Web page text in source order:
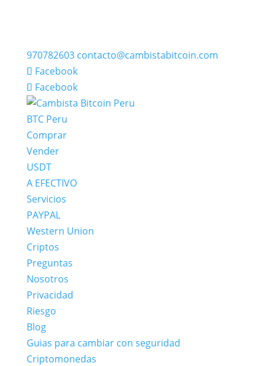
970782603 contacto@cambistabitcoin.com
Facebook
Facebook
BTC Peru
Comprar
Vender
USDT
A EFECTIVO
Servicios
PAYPAL
Western Union
Criptos
Preguntas
Nosotros
Privacidad
Riesgo
Blog
Guias para cambiar con seguridad
Criptomonedas